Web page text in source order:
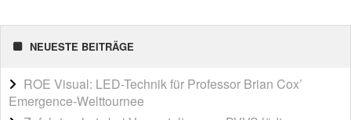
NEUESTE BEITRÄGE
ROE Visual: LED-Technik für Professor Brian Cox’
Emergence-Welttournee